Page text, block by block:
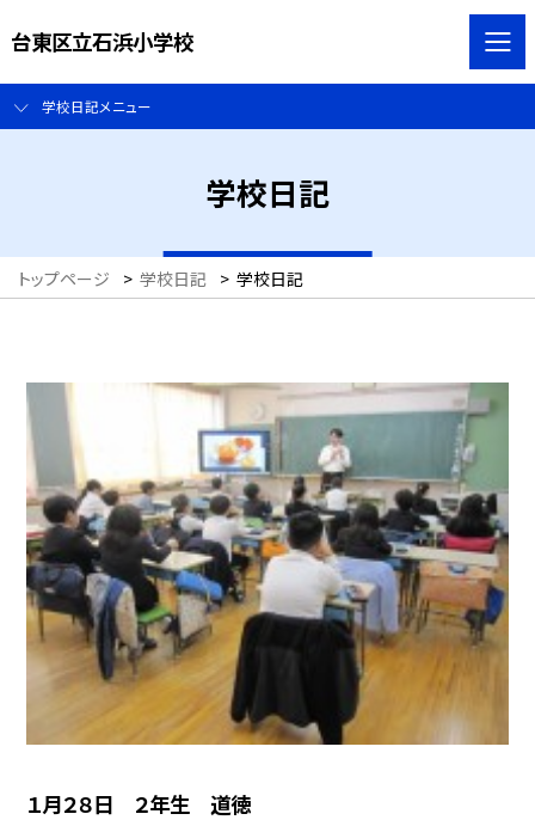
台東区立石浜小学校
学校日記メニュー
学校日記
トップページ > 学校日記 > 学校日記
１月２８日 ２年生 道徳